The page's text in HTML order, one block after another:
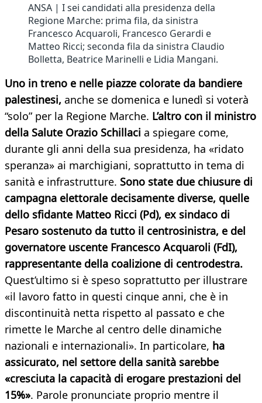
ANSA | I sei candidati alla presidenza della
Regione Marche: prima fila, da sinistra
Francesco Acquaroli, Francesco Gerardi e
Matteo Ricci; seconda fila da sinistra Claudio
Bolletta, Beatrice Marinelli e Lidia Mangani.
Uno in treno e nelle piazze colorate da bandiere
palestinesi, anche se domenica e lunedì si voterà
“solo” per la Regione Marche. L’altro con il ministro
della Salute Orazio Schillaci a spiegare come,
durante gli anni della sua presidenza, ha «ridato
speranza» ai marchigiani, soprattutto in tema di
sanità e infrastrutture. Sono state due chiusure di
campagna elettorale decisamente diverse, quelle
dello sfidante Matteo Ricci (Pd), ex sindaco di
Pesaro sostenuto da tutto il centrosinistra, e del
governatore uscente Francesco Acquaroli (FdI),
rappresentante della coalizione di centrodestra.
Quest’ultimo si è speso soprattutto per illustrare
«il lavoro fatto in questi cinque anni, che è in
discontinuità netta rispetto al passato e che
rimette le Marche al centro delle dinamiche
nazionali e internazionali». In particolare, ha
assicurato, nel settore della sanità sarebbe
«cresciuta la capacità di erogare prestazioni del
15%». Parole pronunciate proprio mentre il